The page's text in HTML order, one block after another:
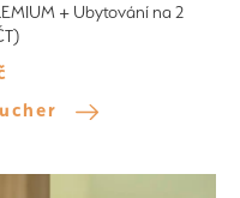
+ Ubytování na 2